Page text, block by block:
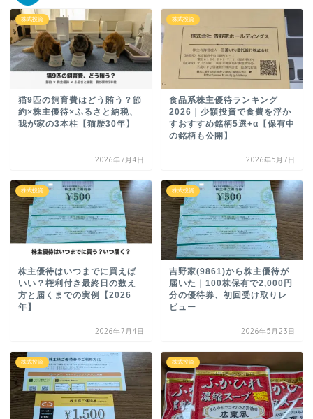
株式投資
猫9匹の飼育費はどう賄う？節
約×株主優待×ふるさと納税、
我が家の3本柱【猫歴30年】
2026年7月4日
株式投資
食品系株主優待ランキング
2026｜少額投資で食費を浮か
すおすすめ銘柄5選+α【保有中
の銘柄も公開】
2026年5月7日
株式投資
株主優待はいつまでに買えば
いい？権利付き最終日の数え
方と届くまでの実例【2026
年】
2026年7月4日
株式投資
吉野家(9861)から株主優待が
届いた｜100株保有で2,000円
分の優待券、初回受け取りレ
ビュー
2026年5月23日
株式投資 株式投資